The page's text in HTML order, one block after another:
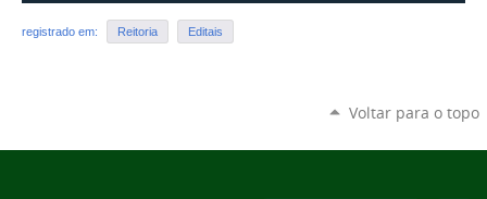
registrado em: Reitoria Editais
Voltar para o topo